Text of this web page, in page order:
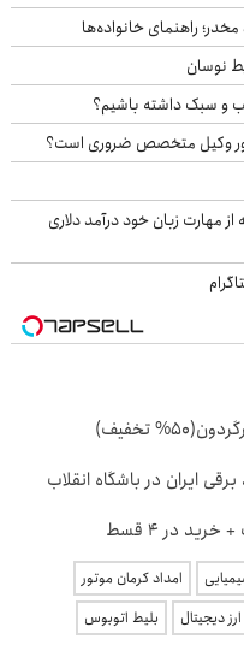
نوسان
و سبک داشته باشیم؟
وکیل متخصص ضروری است؟
مهارت زبان خود درآمد دلاری
تخفیف)
امداد کرمان موتور
ارز دیجیتال بلیط اتوبوس